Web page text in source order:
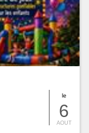
le
6
AOUT